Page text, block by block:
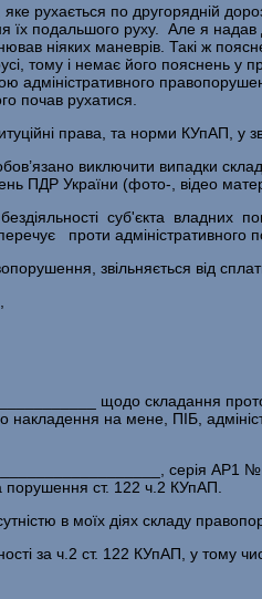
рухається по другорядній
їх подальшого руху. Але я
ніяких маневрів. Такі ж
тому і немає його пояснень у
почав рухатися.
права, та норми КУпАП, у
виключити випадки
ПДР України (фото-, відео
суб'єкта
проти адміністративного
звільняється від
щодо складання
на мене, ПІБ,
серія АР1
порушення ст. 122 ч.2 КУпАП.
в моїх діях складу
за ч.2 ст. 122 КУпАП, у тому